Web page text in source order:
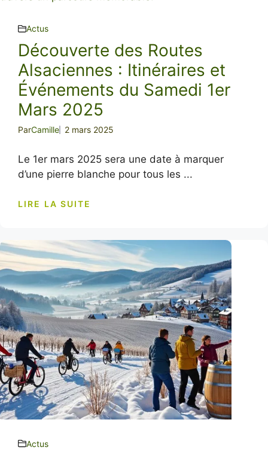
Actus
Découverte des Routes
Alsaciennes : Itinéraires et
Événements du Samedi 1er
Mars 2025
ParCamille 2 mars 2025
Le 1er mars 2025 sera une date à marquer
d’une pierre blanche pour tous les ...
LIRE LA SUITE
Actus